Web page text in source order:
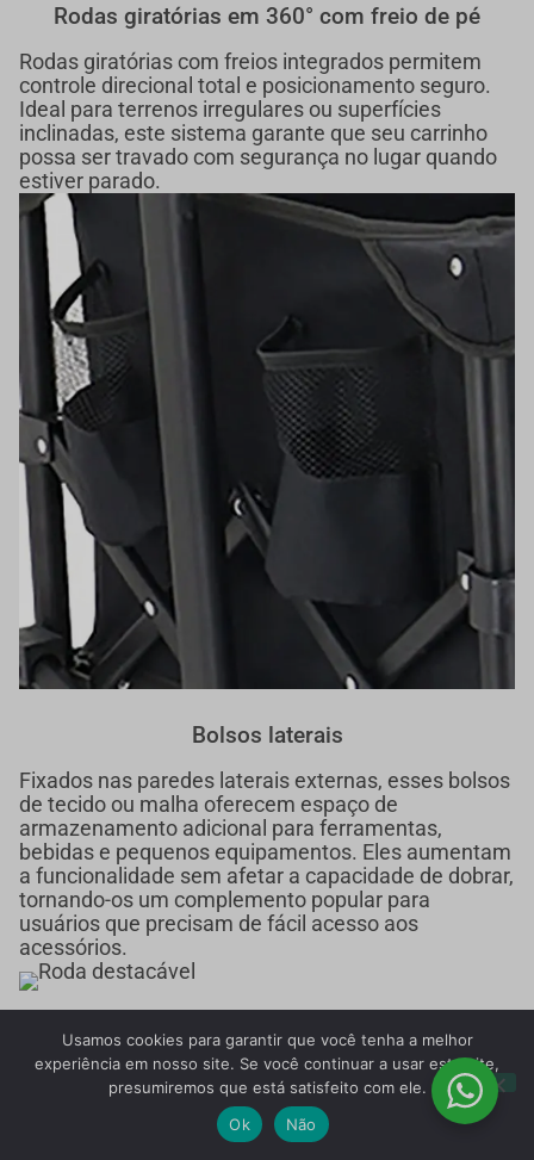
Rodas giratórias em 360° com freio de pé
Rodas giratórias com freios integrados permitem
controle direcional total e posicionamento seguro.
Ideal para terrenos irregulares ou superfícies
inclinadas, este sistema garante que seu carrinho
possa ser travado com segurança no lugar quando
estiver parado.
Bolsos laterais
Fixados nas paredes laterais externas, esses bolsos
de tecido ou malha oferecem espaço de
armazenamento adicional para ferramentas,
bebidas e pequenos equipamentos. Eles aumentam
a funcionalidade sem afetar a capacidade de dobrar,
tornando-os um complemento popular para
usuários que precisam de fácil acesso aos
acessórios.
Roda destacável
Projetadas para armazenamento compacto, as
rodas removíveis permitem que o carrinho dobrável
seja dobrado em um tamanho menor. Os usuários
podem remover facilmente as rodas após o uso
Usamos cookies para garantir que você tenha a melhor
experiência em nosso site. Se você continuar a usar este site,
presumiremos que está satisfeito com ele.
Ok
Não